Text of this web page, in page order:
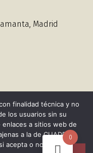
Madrid
los derechos
0
finalidad técnica y no
los usuarios sin su
a sitios web de
a la de CUADROS
acepta o no cuando